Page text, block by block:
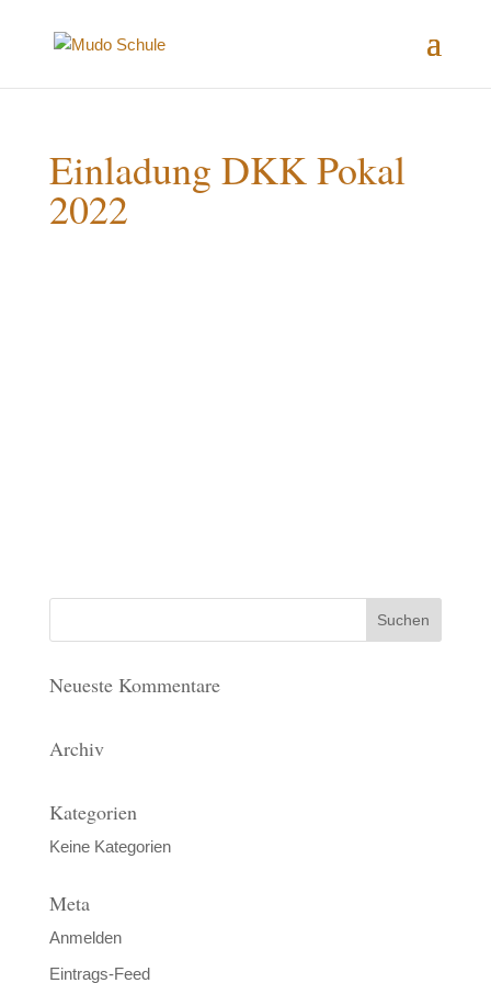
Einladung DKK Pokal
2022
Neueste Kommentare
Archiv
Kategorien
Keine Kategorien
Meta
Anmelden
Eintrags-Feed